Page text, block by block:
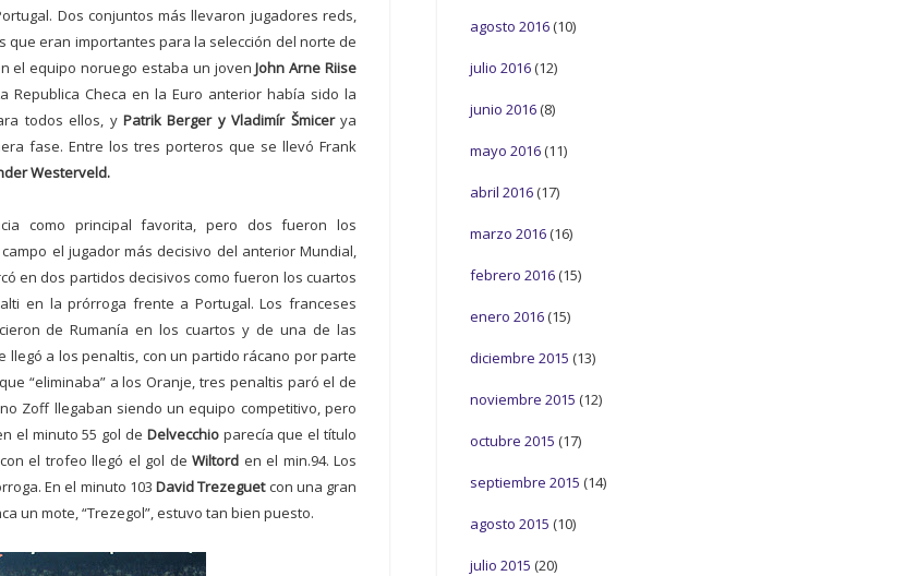
Dos conjuntos más llevaron jugadores reds,
que eran importantes para la selección del norte de
el equipo noruego estaba un jovenJohn Arne Riise
Republica Checa en la Euro anterior había sido la
todos ellos, y Patrik Bergery Vladimír Šmicerya
fase. Entre los tres porteros que se llevó Frank
Westerveld.
como principal favorita, pero
dos fueron los
el jugador más decisivo del anterior Mundial,
en dos partidos decisivos como fueron los cuartos
en la prórroga frente a Portugal. Los franceses
de Rumanía en los cuartos y de una de las
a los penaltis, con un partido rácano por parte
que “eliminaba” a los Oranje, tres penaltis paró el de
Zoff llegaban siendo un equipo competitivo, pero
el minuto 55 gol de Delvecchioparecía que el título
el trofeo llegó el gol deWiltord en el min.94. Los
En el minuto 103David Trezeguetcon una gran
un mote, “Trezegol”, estuvo tan bien puesto.
agosto 2016 (10)
julio 2016 (12)
junio 2016 (8)
mayo 2016 (11)
abril 2016 (17)
marzo 2016 (16)
febrero 2016 (15)
enero 2016 (15)
diciembre 2015 (13)
noviembre 2015 (12)
octubre 2015 (17)
septiembre 2015 (14)
agosto 2015 (10)
julio 2015 (20)